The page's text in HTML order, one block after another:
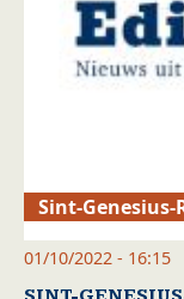
Sint-Genesius-
01/10/2022 - 16:15